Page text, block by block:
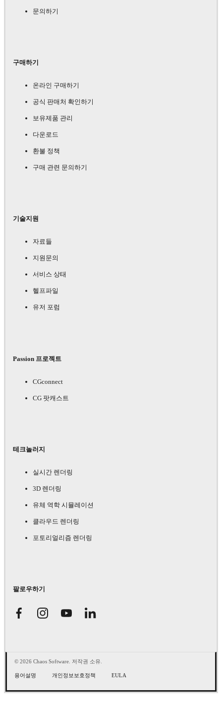
문의하기
구매하기
온라인 구매하기
공식 판매처 확인하기
보유제품 관리
다운로드
환불 정책
구매 관련 문의하기
기술지원
자료들
지원문의
서비스 상태
헬프파일
유저 포럼
Passion 프로젝트
CGconnect
CG 팟캐스트
테크놀러지
실시간 렌더링
3D 렌더링
유체 역학 시뮬레이션
클라우드 렌더링
포토리얼리즘 렌더링
팔로우하기
© 2026 Chaos Software. 저작권 소유.
용어설명 개인정보보호정책 EULA